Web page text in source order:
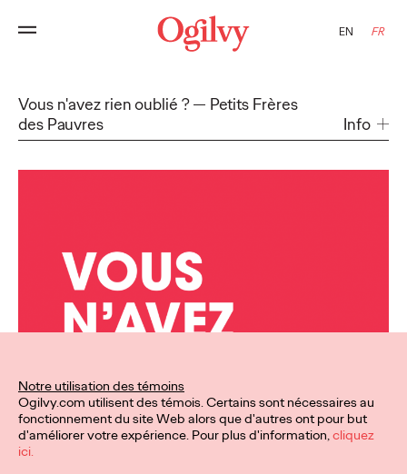
EN FR
Vous n'avez rien oublié ?
Petits Frères
des Pauvres
Info
Notre utilisation des témoins
Ogilvy.com utilisent des témois. Certains sont nécessaires au
fonctionnement du site Web alors que d'autres ont pour but
d'améliorer votre expérience. Pour plus d'information,cliquez
ici.